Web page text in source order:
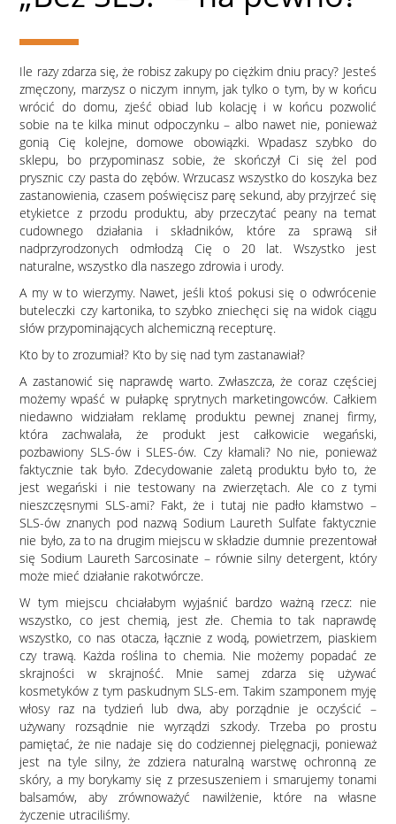
Ile razy zdarza się, że robisz zakupy po ciężkim dniu pracy? Jesteś
zmęczony, marzysz o niczym innym, jak tylko o tym, by w końcu
wrócić do domu, zjeść obiad lub kolację i w końcu pozwolić
sobie na te kilka minut odpoczynku – albo nawet nie, ponieważ
gonią Cię kolejne, domowe obowiązki. Wpadasz szybko do
sklepu, bo przypominasz sobie, że skończył Ci się żel pod
prysznic czy pasta do zębów. Wrzucasz wszystko do koszyka bez
zastanowienia, czasem poświęcisz parę sekund, aby przyjrzeć się
etykietce z przodu produktu, aby przeczytać peany na temat
cudownego działania i składników, które za sprawą sił
nadprzyrodzonych odmłodzą Cię o 20 lat. Wszystko jest
naturalne, wszystko dla naszego zdrowia i urody.
A my w to wierzymy. Nawet, jeśli ktoś pokusi się o odwrócenie
buteleczki czy kartonika, to szybko zniechęci się na widok ciągu
słów przypominających alchemiczną recepturę.
Kto by to zrozumiał? Kto by się nad tym zastanawiał?
A zastanowić się naprawdę warto. Zwłaszcza, że coraz częściej
możemy wpaść w pułapkę sprytnych marketingowców. Całkiem
niedawno widziałam reklamę produktu pewnej znanej firmy,
która zachwalała, że produkt jest całkowicie wegański,
pozbawiony SLS-ów i SLES-ów. Czy kłamali? No nie, ponieważ
faktycznie tak było. Zdecydowanie zaletą produktu było to, że
jest wegański i nie testowany na zwierzętach. Ale co z tymi
nieszczęsnymi SLS-ami? Fakt, że i tutaj nie padło kłamstwo –
SLS-ów znanych pod nazwą Sodium Laureth Sulfate faktycznie
nie było, za to na drugim miejscu w składzie dumnie prezentował
się Sodium Laureth Sarcosinate – równie silny detergent, który
może mieć działanie rakotwórcze.
W tym miejscu chciałabym wyjaśnić bardzo ważną rzecz: nie
wszystko, co jest chemią, jest złe. Chemia to tak naprawdę
wszystko, co nas otacza, łącznie z wodą, powietrzem, piaskiem
czy trawą. Każda roślina to chemia. Nie możemy popadać ze
skrajności w skrajność. Mnie samej zdarza się używać
kosmetyków z tym paskudnym SLS-em. Takim szamponem myję
włosy raz na tydzień lub dwa, aby porządnie je oczyścić –
używany rozsądnie nie wyrządzi szkody. Trzeba po prostu
pamiętać, że nie nadaje się do codziennej pielęgnacji, ponieważ
jest na tyle silny, że zdziera naturalną warstwę ochronną ze
skóry, a my borykamy się z przesuszeniem i smarujemy tonami
balsamów, aby zrównoważyć nawilżenie, które na własne
życzenie utraciliśmy.